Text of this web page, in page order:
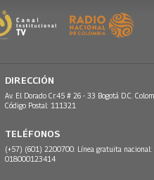
DIRECCIÓN
Av. El Dorado Cr.45 # 26 - 33 Bogotá D.C.
Código Postal: 111321
TELÉFONOS
(+57) (601) 2200700. Línea gratuita nacional:
018000123414